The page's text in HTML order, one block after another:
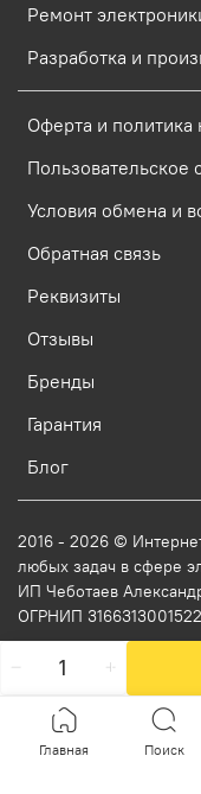
Ремонт
Разработка и
Оферта и политика
Пользовательское
Условия обмена и
Обратная связь
Реквизиты
Отзывы
Бренды
Гарантия
Блог
2016 - 2026 ©
любых задач в сфере
ИП Чеботаев
ОГРНИП
Главная Поиск